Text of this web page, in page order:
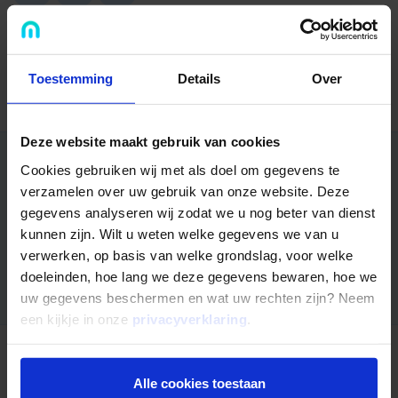
Toestemming Details Over
Deze website maakt gebruik van cookies
Cookies gebruiken wij met als doel om gegevens te
verzamelen over uw gebruik van onze website. Deze
gegevens analyseren wij zodat we u nog beter van dienst
kunnen zijn. Wilt u weten welke gegevens we van u
verwerken, op basis van welke grondslag, voor welke
doeleinden, hoe lang we deze gegevens bewaren, hoe we
uw gegevens beschermen en wat uw rechten zijn? Neem
een kijkje in onze privacyverklaring
Alle cookies toestaan
Terug naar overzicht
Overweegt u als ondernemer een bedrijfspand te kopen?
Verrijk uw kennis met artikelen van een vastgoedbelegger,
notaris, financieel adviseur en makelaar.
Ontvang binnen 5 minuten de must-read
Nog niet uitgelezen?